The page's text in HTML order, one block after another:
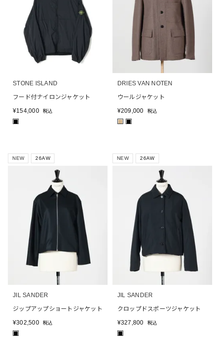
STONE ISLAND
フード付ナイロンジャケット
¥154,000 税込
■
DRIES VAN NOTEN
ウールジャケット
¥209,000 税込
■ ■
NEW 26AW
JIL SANDER
ジップアップショートジャケット
¥302,500 税込
■
NEW 26AW
JIL SANDER
クロップドスポーツジャケット
¥327,800 税込
■